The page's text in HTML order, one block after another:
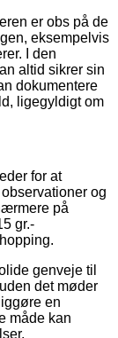
er obs på de
eksempelvis
I den
altid sikrer sin
dokumentere
ligegyldigt om
for at
og
på
gr.-
genveje til
det møder
en
måde kan